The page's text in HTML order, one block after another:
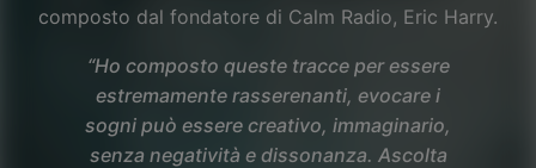
composto dal fondatore di Calm Radio, Eric Harry.
“Ho composto queste tracce per essere
estremamente rasserenanti, evocare i
sogni può essere creativo, immaginario,
senza negatività e dissonanza. Ascolta